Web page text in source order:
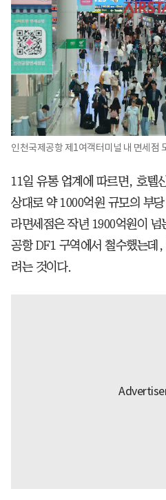
인천국제공항 제1여객터미널 내 면세점
11일 유통 업계에 따르면, 호텔
상대로 약 1000억원 규모의 부
라면세점은 작년 1900억원이
공항 DF1 구역에서 철수했는데
려는 것이다.